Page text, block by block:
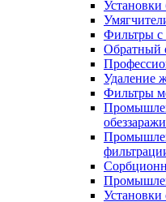
Установки
Фильтры с
Обратный
Удаление
Фильтры
Установки